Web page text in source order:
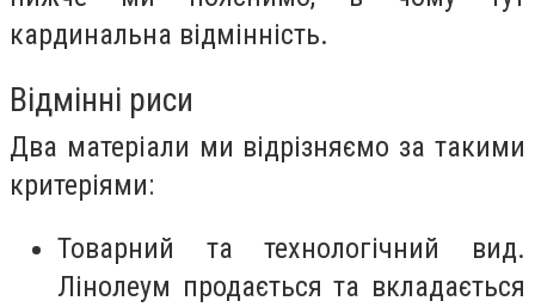
кардинальна відмінність.
Відмінні риси
Два матеріали ми відрізняємо за такими
критеріями:
Товарний та технологічний вид.
Лінолеум продається та вкладається